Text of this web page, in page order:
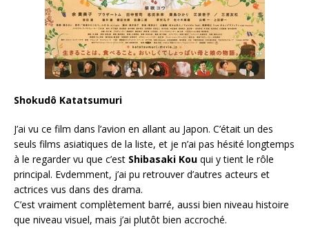
Shokudô Katatsumuri
J’ai vu ce film dans l’avion en allant au Japon. C’était un des
seuls films asiatiques de la liste, et je n’ai pas hésité longtemps
à le regarder vu que c’est Shibasaki Kou qui y tient le rôle
principal. Evdemment, j’ai pu retrouver d’autres acteurs et
actrices vus dans des drama.
C’est vraiment complètement barré, aussi bien niveau histoire
que niveau visuel, mais j’ai plutôt bien accroché.